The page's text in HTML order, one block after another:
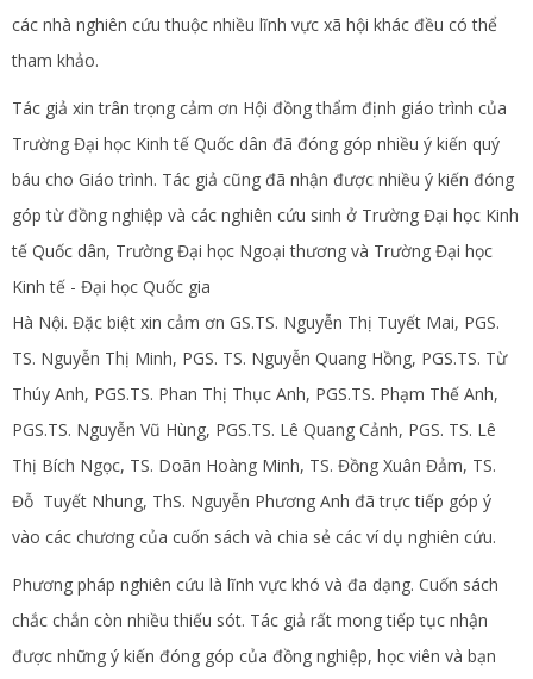
các nhà nghiên cứu thuộc nhiều lĩnh vực xã hội khác đều có thể
tham khảo.
Tác giả xin trân trọng cảm ơn Hội đồng thẩm định giáo trình của
Trường Đại học Kinh tế Quốc dân đã đóng góp nhiều ý kiến quý
báu cho Giáo trình. Tác giả cũng đã nhận được nhiều ý kiến đóng
góp từ đồng nghiệp và các nghiên cứu sinh ở Trường Đại học Kinh
tế Quốc dân, Trường Đại học Ngoại thương và Trường Đại học
Kinh tế - Đại học Quốc gia
Hà Nội. Đặc biệt xin cảm ơn GS.TS. Nguyễn Thị Tuyết Mai, PGS.
TS. Nguyễn Thị Minh, PGS. TS. Nguyễn Quang Hồng, PGS.TS. Từ
Thúy Anh, PGS.TS. Phan Thị Thục Anh, PGS.TS. Phạm Thế Anh,
PGS.TS. Nguyễn Vũ Hùng, PGS.TS. Lê Quang Cảnh, PGS. TS. Lê
Thị Bích Ngọc, TS. Doãn Hoàng Minh, TS. Đồng Xuân Đảm, TS.
Đỗ Tuyết Nhung, ThS. Nguyễn Phương Anh đã trực tiếp góp ý
vào các chương của cuốn sách và chia sẻ các ví dụ nghiên cứu.
Phương pháp nghiên cứu là lĩnh vực khó và đa dạng. Cuốn sách
chắc chắn còn nhiều thiếu sót. Tác giả rất mong tiếp tục nhận
được những ý kiến đóng góp của đồng nghiệp, học viên và bạn